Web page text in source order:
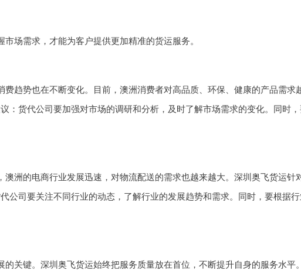
市场需求，才能为客户提供更加精准的货运服务。
趋势也在不断变化。目前，澳洲消费者对高品质、环保、健康的产品需
：货代公司要加强对市场的调研和分析，及时了解市场需求的变化。同时
洲的电商行业发展迅速，对物流配送的需求也越来越大。深圳奥飞货运
公司要关注不同行业的动态，了解行业的发展趋势和需求。同时，要根据
关键。深圳奥飞货运始终把服务质量放在首位，不断提升自身的服务水平。